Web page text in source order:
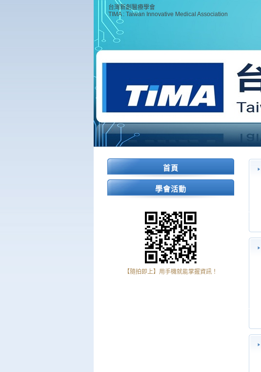
台灣新創醫療學會
TIMA : Taiwan Innovative Medical Association
首頁
學會活動
【隨拍即上】用手機就能掌握資訊！